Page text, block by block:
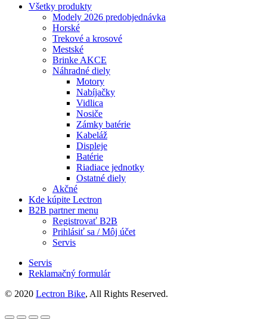
Všetky produkty
Modely 2026 predobjednávka
Horské
Trekové a krosové
Mestské
Brinke AKCE
Náhradné diely
Motory
Nabíjačky
Vidlica
Nosiče
Zámky batérie
Kabeláž
Displeje
Batérie
Riadiace jednotky
Ostatné diely
Akčné
Kde kúpite Lectron
B2B partner menu
Registrovať B2B
Prihlásiť sa / Môj účet
Servis
Servis
Reklamačný formulár
© 2020 Lectron Bike, All Rights Reserved.